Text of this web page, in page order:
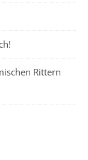
Rittern